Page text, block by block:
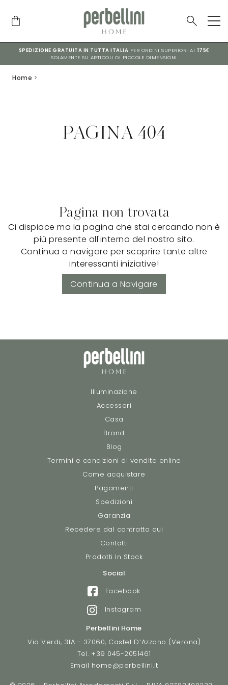
SPEDIZIONE GRATUITA IN TUTTA ITALIA PER ORDINI SUPERIORI AI 175€
SOLAMENTE SU ARTICOLI DI PICCOLE DIMENSIONI
Home >
PAGINA 404
Pagina non trovata
Ci dispiace ma la pagina che stai cercando non è
più presente all'interno del nostro sito.
Continua a navigare per scoprire tante altre
interessanti iniziative!
Continua a Navigare
Illuminazione
Accessori
Casa
Brand
Blog
Termini e condizioni di vendita online
Come acquistare
Pagamenti
Spedizioni
Garanzia
Recedere dal contratto qui
Contatti
Prodotti In Stock
Social
Facebook
Instagram
Perbellini Home
Via Verdi, 31A - 37060, Castel D’Azzano (Verona)
Tel. +39 045-2051461
Email home@perbellini.it